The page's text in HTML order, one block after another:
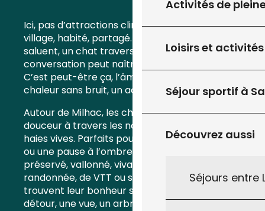
Activités de
Loisirs et activités
Séjour sportif à
Découvrez aussi
Séjours entre
Ici, pas d’attractions clinquantes. Mais un vrai
village, habité, partagé. Les habitants vous
saluent, un chat traverse la route, et une
conversation peut naître d’un simple bonjour.
C’est peut-être ça, l’âme du Sud-Ouest : une
chaleur sans bruit, un accueil sans forcer.
Autour de Milhac, les chemins se dessinent en
douceur à travers les noyers, les prairies et les
haies vives. Parfaits pour une balade du matin
ou une pause à l’ombre. Le territoire est
préservé, vallonné, vivant. Les amoureux de
randonnée, de VTT ou simplement de silence y
trouvent leur bonheur sans effort. À chaque
détour, une vue, un arbre, un coin pour souffler.